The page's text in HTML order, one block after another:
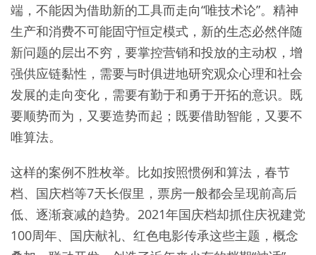
端，不能因为借助新的工具而走向“唯技术论”。精神
生产和消费不可能固守恒定模式，新的生态必然伴随
新问题的层出不穷，要掌控营销和投放的主动权，增
强供应链黏性，需要与时俱进地研究观众心理和社会
发展的走向变化，需要有勤于和勇于开拓的意识。既
要顺势而为，又要造势而起；既要借助智能，又要不
唯算法。
这样的案例不胜枚举。比如按照惯例和算法，春节
档、国庆档等7天长假里，票房一般都会呈现前高后
低、逐渐衰减的趋势。2021年国庆档却抓住庆祝建党
100周年、国庆献礼、红色电影传承这些主题，概念